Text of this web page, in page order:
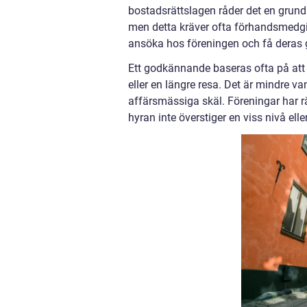
bostadsrättslagen råder det en
men detta kräver ofta
ansöka hos föreningen och få
Ett godkännande baseras ofta på
eller en längre resa. Det är mindre
affärsmässiga skäl. Föreningar har
hyran inte överstiger en viss nivå